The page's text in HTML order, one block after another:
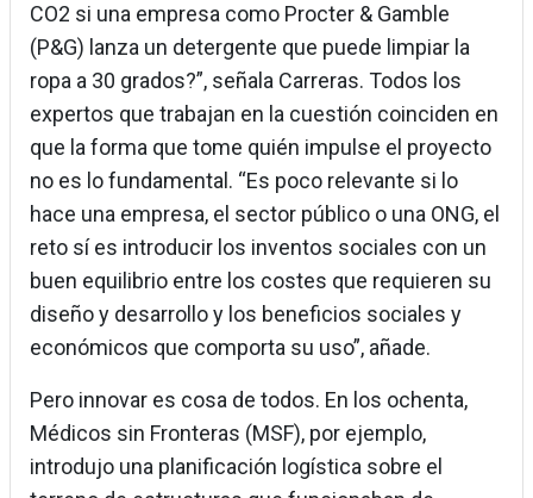
CO2 si una empresa como Procter & Gamble
(P&G) lanza un detergente que puede limpiar la
ropa a 30 grados?”, señala Carreras. Todos los
expertos que trabajan en la cuestión coinciden en
que la forma que tome quién impulse el proyecto
no es lo fundamental. “Es poco relevante si lo
hace una empresa, el sector público o una ONG, el
reto sí es introducir los inventos sociales con un
buen equilibrio entre los costes que requieren su
diseño y desarrollo y los beneficios sociales y
económicos que comporta su uso”, añade.
Pero innovar es cosa de todos. En los ochenta,
Médicos sin Fronteras (MSF), por ejemplo,
introdujo una planificación logística sobre el